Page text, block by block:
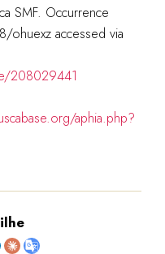
SMF. Occurrence
ohuexz accessed via
208029441
aphia.php?